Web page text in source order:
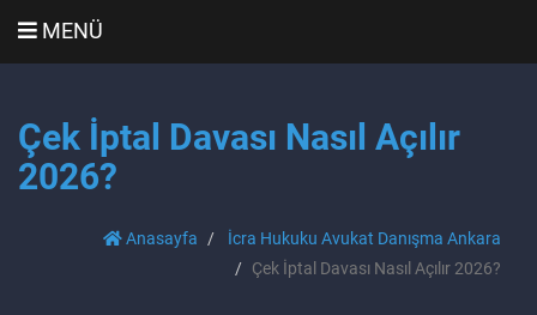
MENÜ
Çek İptal Davası Nasıl Açılır
2026?
Anasayfa
İcra Hukuku Avukat Danışma Ankara
Çek İptal Davası Nasıl Açılır 2026?